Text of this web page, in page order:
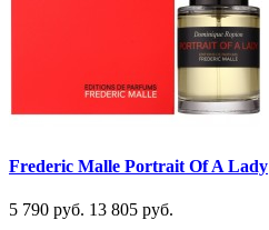
Frederic Malle Portrait Of A Lady
5 790 руб. 13 805 руб.